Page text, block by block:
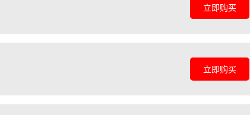
立即购买
立即购买